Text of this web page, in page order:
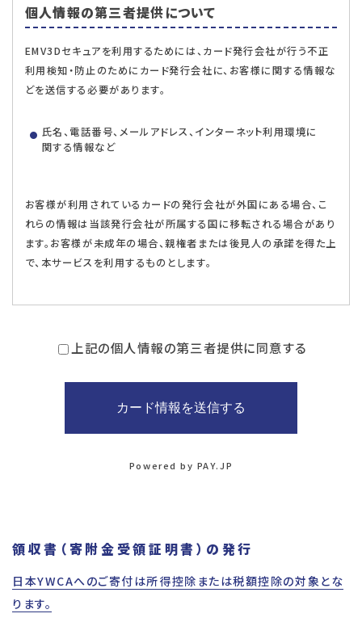
個人情報の第三者提供について
EMV3Dセキュアを利用するためには、カード発行会社が行う不正
利用検知・防止のためにカード発行会社に、お客様に関する情報な
どを送信する必要があります。
氏名、電話番号、メールアドレス、インターネット利用環境に
関する情報など
お客様が利用されているカードの発行会社が外国にある場合、こ
れらの情報は当該発行会社が所属する国に移転される場合があり
ます。お客様が未成年の場合、親権者または後見人の承諾を得た上
で、本サービスを利用するものとします。
上記の個人情報の第三者提供に同意する
Powered by PAY.JP
領収書（寄附金受領証明書）の発行
日本YWCAへのご寄付は所得控除または税額控除の対象とな
ります。